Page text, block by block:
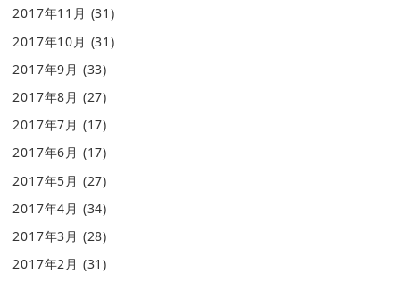
2017年11月 (31)
2017年10月 (31)
2017年9月 (33)
2017年8月 (27)
2017年7月 (17)
2017年6月 (17)
2017年5月 (27)
2017年4月 (34)
2017年3月 (28)
2017年2月 (31)